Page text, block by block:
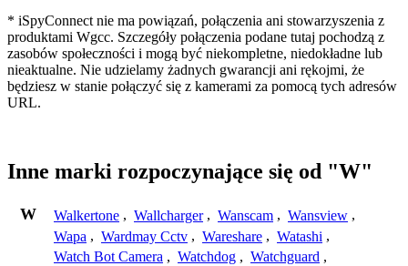
* iSpyConnect nie ma powiązań, połączenia ani stowarzyszenia z
produktami Wgcc. Szczegóły połączenia podane tutaj pochodzą z
zasobów społeczności i mogą być niekompletne, niedokładne lub
nieaktualne. Nie udzielamy żadnych gwarancji ani rękojmi, że
będziesz w stanie połączyć się z kamerami za pomocą tych adresów
URL.
Inne marki rozpoczynające się od "W"
W Walkertone , Wallcharger , Wanscam , Wansview ,
Wapa , Wardmay Cctv , Wareshare , Watashi ,
Watch Bot Camera , Watchdog , Watchguard ,